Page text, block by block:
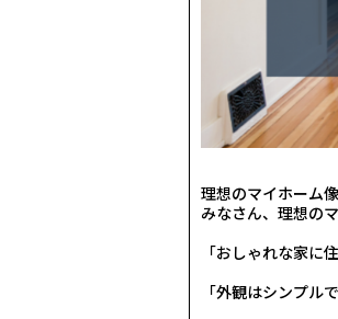
理想のマイホーム
みなさん、理想の
「おしゃれな家に
「外観はシンプル